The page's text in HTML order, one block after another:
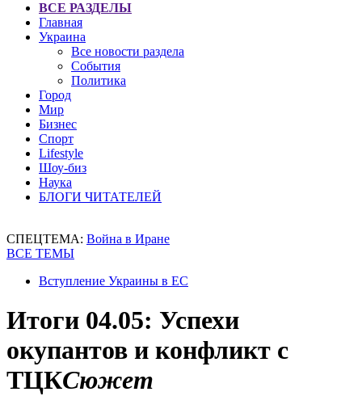
ВСЕ РАЗДЕЛЫ
Главная
Украина
Все новости раздела
События
Политика
Город
Мир
Бизнес
Спорт
Lifestyle
Шоу-биз
Наука
БЛОГИ ЧИТАТЕЛЕЙ
СПЕЦТЕМА: Война в Иране
ВСЕ ТЕМЫ
Вступление Украины в ЕС
Итоги 04.05: Успехи
окупантов и конфликт с
ТЦКСюжет